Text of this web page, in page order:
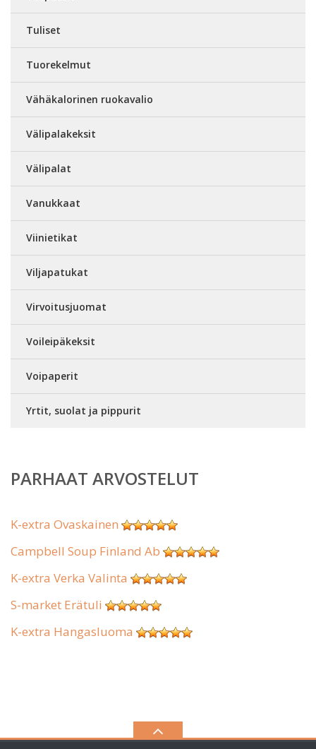
Tuliset
Tuorekelmut
Vähäkalorinen ruokavalio
Välipalakeksit
Välipalat
Vanukkaat
Viinietikat
Viljapatukat
Virvoitusjuomat
Voileipäkeksit
Voipaperit
Yrtit, suolat ja pippurit
PARHAAT ARVOSTELUT
K-extra Ovaskainen
Campbell Soup Finland Ab
K-extra Verka Valinta
S-market Erätuli
K-extra Hangasluoma